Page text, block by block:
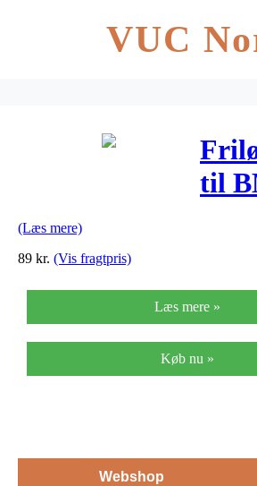
VUC
til
(Læs mere)
89 kr. (Vis fragtpris)
Læs mere »
Køb nu »
Webshop